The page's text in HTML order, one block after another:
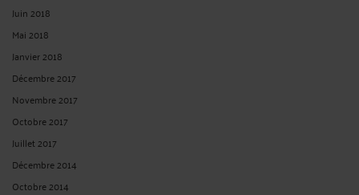
Juin 2018
Mai 2018
Janvier 2018
Décembre 2017
Novembre 2017
Octobre 2017
Juillet 2017
Décembre 2014
Octobre 2014